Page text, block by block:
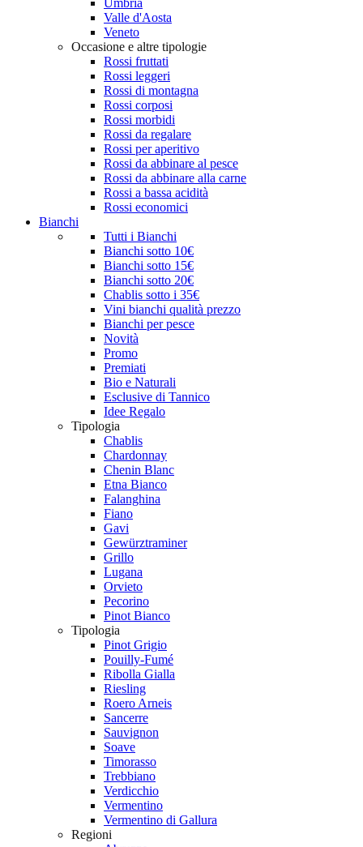
Umbria
Valle d'Aosta
Veneto
Occasione e altre tipologie
Rossi fruttati
Rossi leggeri
Rossi di montagna
Rossi corposi
Rossi morbidi
Rossi da regalare
Rossi per aperitivo
Rossi da abbinare al pesce
Rossi da abbinare alla carne
Rossi a bassa acidità
Rossi economici
Bianchi
Tutti i Bianchi
Bianchi sotto 10€
Bianchi sotto 15€
Bianchi sotto 20€
Chablis sotto i 35€
Vini bianchi qualità prezzo
Bianchi per pesce
Novità
Promo
Premiati
Bio e Naturali
Esclusive di Tannico
Idee Regalo
Tipologia
Chablis
Chardonnay
Chenin Blanc
Etna Bianco
Falanghina
Fiano
Gavi
Gewürztraminer
Grillo
Lugana
Orvieto
Pecorino
Pinot Bianco
Tipologia
Pinot Grigio
Pouilly-Fumé
Ribolla Gialla
Riesling
Roero Arneis
Sancerre
Sauvignon
Soave
Timorasso
Trebbiano
Verdicchio
Vermentino
Vermentino di Gallura
Regioni